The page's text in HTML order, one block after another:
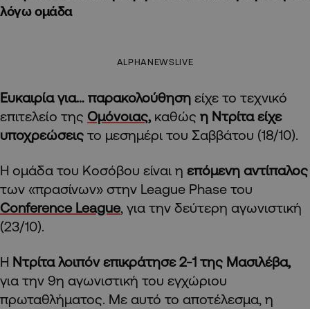
λόγω ομάδα
ALPHANEWSLIVE
Ευκαιρία για… παρακολούθηση είχε το τεχνικό
επιτελείο της Ομόνοιας, καθώς η Ντρίτα είχε
υποχρεώσεις το μεσημέρι του Σαββάτου (18/10).
Η ομάδα του Κοσόβου είναι η επόμενη αντίπαλος
των «πρασίνων» στην League Phase του
Conference League, για την δεύτερη αγωνιστική
(23/10).
Η Ντρίτα λοιπόν επικράτησε 2-1 της Μασιλέβα,
για την 9η αγωνιστική του εγχώριου
πρωταθλήματος. Με αυτό το αποτέλεσμα, η